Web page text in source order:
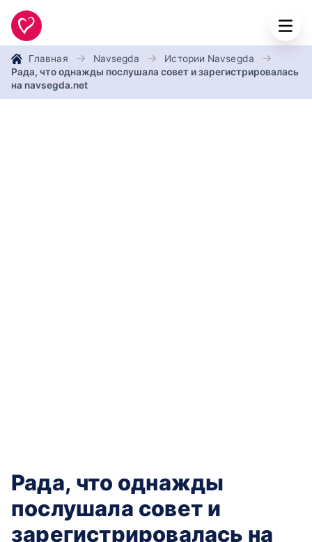
Главная Navsegda
Истории Navsegda
Рада, что однажды послушала совет и зарегистрировалась
на navsegda.net
Рада, что однажды
послушала совет и
зарегистрировалась на